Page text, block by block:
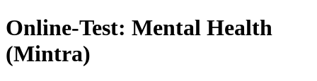
Online-Test: Mental Health
(Mintra)